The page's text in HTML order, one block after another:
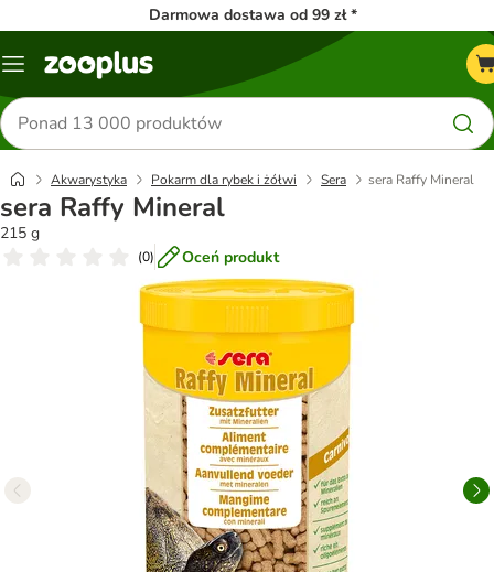
Darmowa dostawa od 99 zł *
Menu
Szukaj
produktów
Akwarystyka Pokarm dla rybek i żółwi Sera sera Raffy Mineral
sera Raffy Mineral
215 g
(0) Oceń produkt